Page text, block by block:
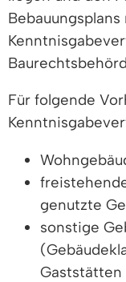
Für folgende
genutzte
sonstige
Gaststätten